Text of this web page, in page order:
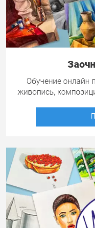
Обучение онлайн
живопись,